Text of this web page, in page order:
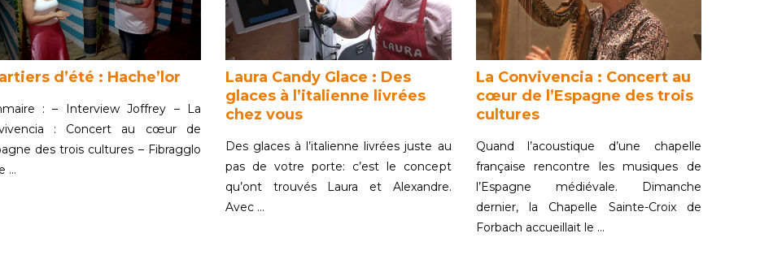
d’été : Hache’lor
: – Interview Joffrey – La
: Concert au cœur de
des trois cultures – Fibragglo
…
Laura Candy Glace : Des
glaces à l’italienne livrées
chez vous
Des glaces à l’italienne livrées juste au
pas de votre porte: c’est le concept
qu’ont trouvés Laura et Alexandre.
Avec …
La Convivencia : Concert au
cœur de l’Espagne des trois
cultures
Quand l’acoustique d’une chapelle
française rencontre les musiques de
l’Espagne médiévale. Dimanche
dernier, la Chapelle Sainte-Croix de
Forbach accueillait le …